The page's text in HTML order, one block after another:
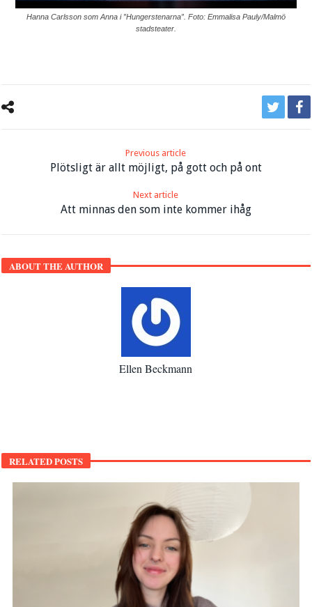
Hanna Carlsson som Anna i ”Hungerstenarna”. Foto: Emmalisa Pauly/Malmö
stadsteater.
Previous article
Plötsligt är allt möjligt, på gott och på ont
Next article
Att minnas den som inte kommer ihåg
ABOUT THE AUTHOR
Ellen Beckmann
RELATED POSTS